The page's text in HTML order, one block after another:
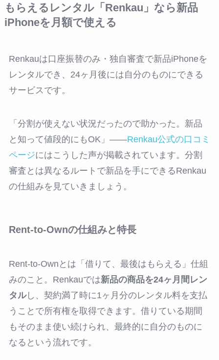
もらえるレンタル「Renkau」なら新品
iPhoneを月額で使える
Renkauは口座振替のみ・独自審査で新品iPhoneを
レンタルでき、24ヶ月後には自分のものにできる
サービスです。
「分割が使えない状況だったので助かった。新品
と知って値段的にもOK」――Renkau公式の口コミ
ページにはこうした声が掲載されています。分割
審査とは異なるルートで新品を手にできるRenkau
の仕組みを見ていきましょう。
Rent-to-Ownの仕組みと特長
Rent-to-Ownとは「借りて、最後はもらえる」仕組
みのこと。Renkauでは新品の商品を24ヶ月間レン
タルし、契約満了時に1ヶ月分のレンタル料を支払
うことで所有権を取得できます。借りている期間
もそのまま使い続けられ、最終的に自分のものに
なるという流れです。